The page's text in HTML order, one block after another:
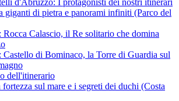
giganti di pietra e panorami infiniti (Parco del
Rocca Calascio, il Re solitario che domina
Castello di Bominaco, la Torre di Guardia sul
dell'itinerario
sul mare e i segreti dei duchi (Costa